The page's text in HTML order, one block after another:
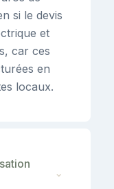
si le devis
et
car ces
en
locaux.
⌄